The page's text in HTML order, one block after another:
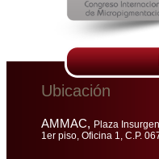
Ubicación
AMMAC, Plaza
1er piso, Oficina 1, C.P.